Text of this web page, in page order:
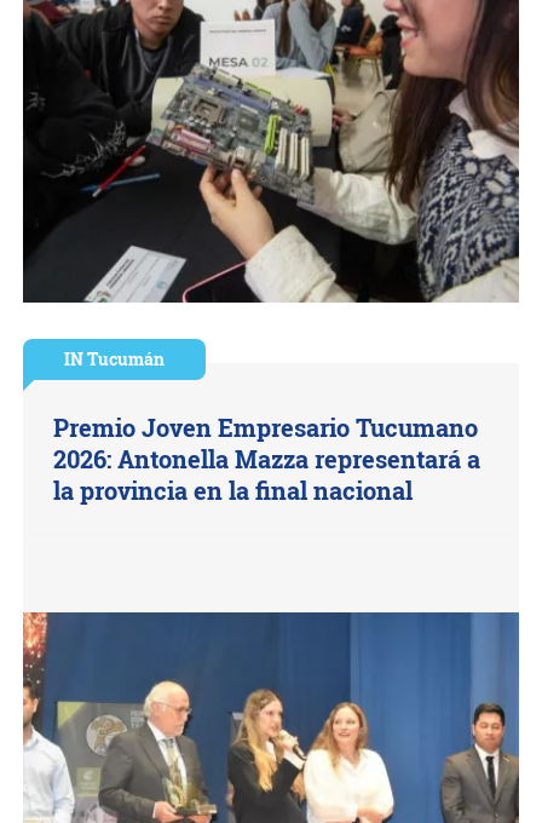
IN Tucumán
Premio Joven Empresario Tucumano
2026: Antonella Mazza representará a
la provincia en la final nacional